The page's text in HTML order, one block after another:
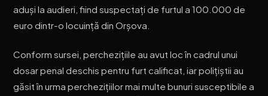
aduși la audieri, fiind suspectați de furtul a 100.000 de
euro dintr-o locuință din Orșova.
Conform sursei, perchezițiile au avut loc în cadrul unui
dosar penal deschis pentru furt calificat, iar polițiștii au
găsit în urma perchezițiilor mai multe bunuri susceptibile a